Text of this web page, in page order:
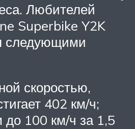
Любителей
Superbike Y2K
следующими
скоростью,
402 км/ч;
до 100 км/ч за 1,5